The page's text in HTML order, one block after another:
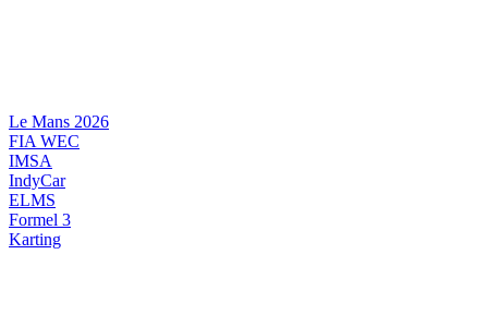
Le Mans 2026
FIA WEC
IMSA
IndyCar
ELMS
Formel 3
Karting